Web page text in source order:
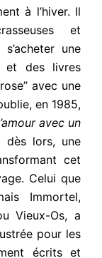
à l’hiver. Il
et
une
et des livres
avec une
en 1985,
avec un
lors, une
cet
Celui que
Immortel,
Vieux-Os, a
pour les
écrits et